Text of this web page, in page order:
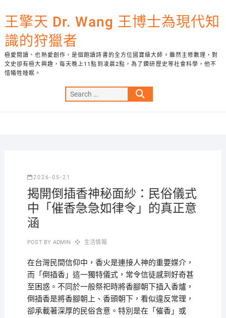
to
content
王擎天 Dr. Wang 王博士為現代知
識的狩獵者
極愛閱讀、也熱愛創作，是個飽讀詩書的全方位國寶級大師。雖然主修數理，對
文史卻有極大興趣，每天晚上11點到凌晨2點，為了鑽研歷史等社會科學，他不
惜犧牲睡眠。
Search
…
2026-05-21
揭開倒插香神秘面紗：民俗儀式
中「催香急急如律令」的真正意
涵
POST BY ADMIN 生活情報
在台灣民間信仰中，香火是連接人神的重要媒介，
而「倒插香」這一獨特儀式，常令信徒感到好奇甚
至困惑。不同於一般祭祀時將香腳朝下插入香爐，
倒插香是將香腳朝上、香頭朝下，看似違反常理，
卻承載著深厚的民俗含意。特別是在「催香」或